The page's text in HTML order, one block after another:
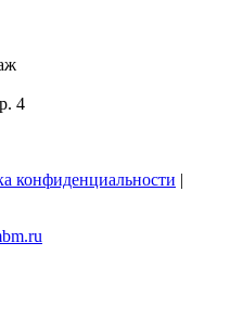
4
конфиденциальности |